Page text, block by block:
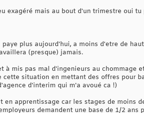
exagéré mais au bout d'un trimestre oui
plus aujourd'hui, a moins d'etre de
(presque) jamais.
mis pas mal d'ingenieurs au chommage
cette situation en mettant des offres pour
d'interim qui m'a avoué ca !)
en apprentissage car les stages de moins
demandent une base de 1/2